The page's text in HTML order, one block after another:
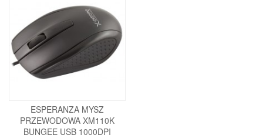
ESPERANZA MYSZ
PRZEWODOWA XM110K
BUNGEE USB 1000DPI